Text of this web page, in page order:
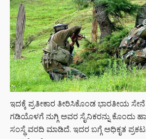
ಇದಕ್ಕೆ ಪ್ರತೀಕಾರ ತೀರಿಸಿಕೊಂಡ ಭಾರತೀಯ
ಗಡಿಯೊಳಗೆ ನುಗ್ಗಿ ಅವರ ಸೈನಿಕರನ್ನು ಕೊಂದು
ಸಂಸ್ಥೆ ವರದಿ ಮಾಡಿದೆ. ಇದರ ಬಗ್ಗೆ ಅಧಿಕೃತ